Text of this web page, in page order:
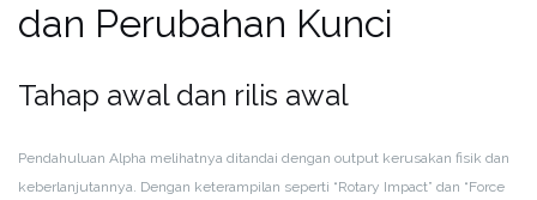
dan Perubahan Kunci
Tahap awal dan rilis awal
Pendahuluan Alpha melihatnya ditandai dengan output kerusakan fisik dan
keberlanjutannya. Dengan keterampilan seperti “Rotary Impact” dan “Force